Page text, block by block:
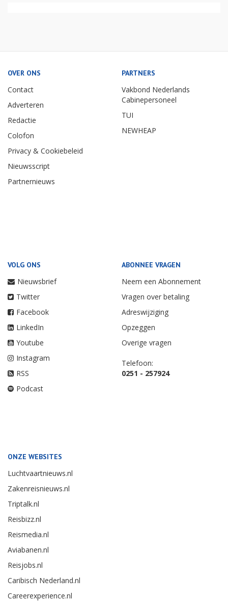
OVER ONS
Contact
Adverteren
Redactie
Colofon
Privacy & Cookiebeleid
Nieuwsscript
Partnernieuws
PARTNERS
Vakbond Nederlands
Cabinepersoneel
TUI
NEWHEAP
VOLG ONS
Nieuwsbrief
Twitter
Facebook
LinkedIn
Youtube
Instagram
RSS
Podcast
ABONNEE VRAGEN
Neem een Abonnement
Vragen over betaling
Adreswijziging
Opzeggen
Overige vragen
Telefoon:
0251 - 257924
ONZE WEBSITES
Luchtvaartnieuws.nl
Zakenreisnieuws.nl
Triptalk.nl
Reisbizz.nl
Reismedia.nl
Aviabanen.nl
Reisjobs.nl
Caribisch Nederland.nl
Careerexperience.nl